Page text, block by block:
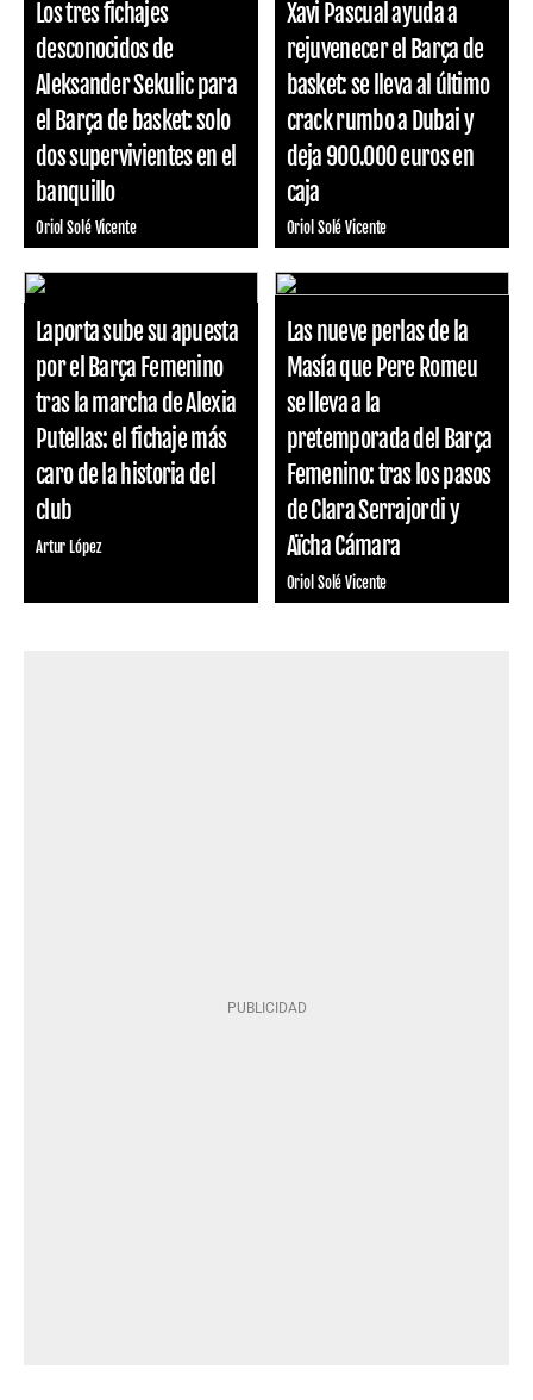
Los tres fichajes
desconocidos de
Aleksander Sekulic para
el Barça de basket: solo
dos supervivientes en el
banquillo
Oriol Solé Vicente
Xavi Pascual ayuda a
rejuvenecer el Barça de
basket: se lleva al último
crack rumbo a Dubai y
deja 900.000 euros en
caja
Oriol Solé Vicente
Laporta sube su apuesta
por el Barça Femenino
tras la marcha de Alexia
Putellas: el fichaje más
caro de la historia del
club
Artur López
Las nueve perlas de la
Masía que Pere Romeu
se lleva a la
pretemporada del Barça
Femenino: tras los pasos
de Clara Serrajordi y
Aïcha Cámara
Oriol Solé Vicente